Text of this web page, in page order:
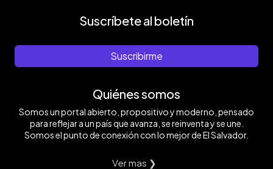
Suscríbete al boletín
Suscribirme
Quiénes somos
Somos un portal abierto, propositivo y moderno, pensado
para reflejar a un país que avanza, se reinventa y se une.
Somos el punto de conexión con lo mejor de El Salvador.
Ver mas ❯